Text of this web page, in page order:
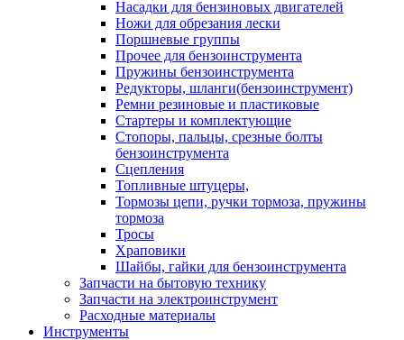
Насадки для бензиновых двигателей
Ножи для обрезания лески
Поршневые группы
Прочее для бензоинструмента
Пружины бензоинструмента
Редукторы, шланги(бензоинструмент)
Ремни резиновые и пластиковые
Стартеры и комплектующие
Стопоры, пальцы, срезные болты
бензоинструмента
Сцепления
Топливные штуцеры,
Тормозы цепи, ручки тормоза, пружины
тормоза
Тросы
Храповики
Шайбы, гайки для бензоинструмента
Запчасти на бытовую технику
Запчасти на электроинструмент
Расходные материалы
Инструменты